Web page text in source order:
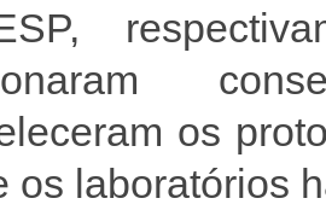
os
os laboratórios